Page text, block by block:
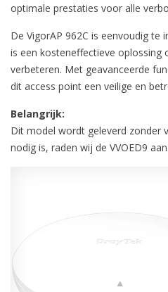
optimale prestaties voor alle
De VigorAP 962C is eenvoudig te
is een kosteneffectieve oplossing
verbeteren. Met geavanceerde
dit access point een veilige en
Belangrijk:
Dit model wordt geleverd zonder
nodig is, raden wij de VVOED9 aan.